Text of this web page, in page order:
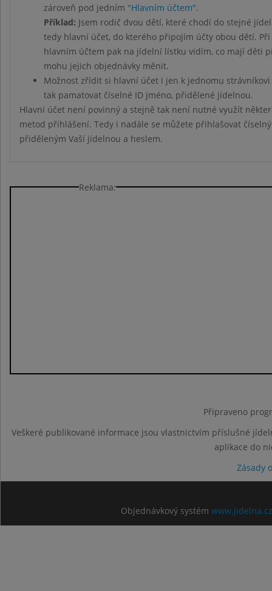
zároveň pod jedním "Hlavním účtem".
Příklad: Jsem rodič dvou dětí, které chodí do stejné
tedy hlavní účet, do kterého připojím účty obou dětí.
hlavním účtem pak na jídelní lístku vidím, co mají děti
mohu jejich objednávky měnit.
Možnost zřídit si hlavní účet i jen k jednomu
tak pamatovat číselné ID jméno, přidělené jídelnou.
Hlavní účet není povinný a stejně tak není nutné využít
metod přihlášení. Tedy i nadále se můžete přihlašovat
přiděleným Vaší jídelnou a heslem.
Reklama:
Připraveno
Veškeré publikované informace jsou vlastnictvím příslušné
aplikace do
Zásady
Objednávkový systém www.jidelna.cz